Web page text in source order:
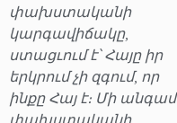
փախստականի
կարգավիճակը,
ստացւում է՝ Հայը իր
երկրում չի զգում, որ
ինքը Հայ է։ Մի անգամ
փախստականի